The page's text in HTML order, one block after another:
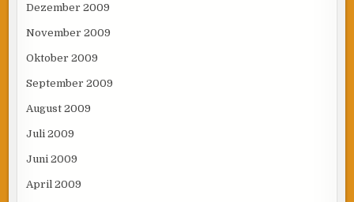
Dezember 2009
November 2009
Oktober 2009
September 2009
August 2009
Juli 2009
Juni 2009
April 2009